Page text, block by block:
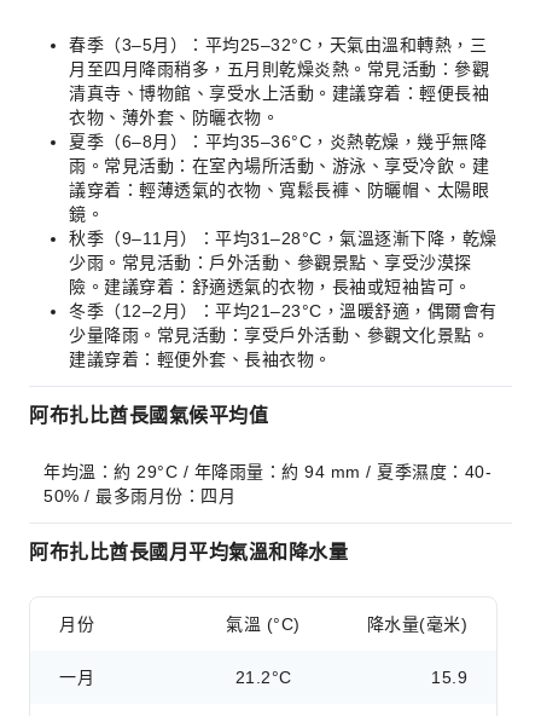
春季（3–5月）：平均25–32°C，天氣由溫和轉熱，三
月至四月降雨稍多，五月則乾燥炎熱。常見活動：參觀
清真寺、博物館、享受水上活動。建議穿着：輕便長袖
衣物、薄外套、防曬衣物。
夏季（6–8月）：平均35–36°C，炎熱乾燥，幾乎無降
雨。常見活動：在室內場所活動、游泳、享受冷飲。建
議穿着：輕薄透氣的衣物、寬鬆長褲、防曬帽、太陽眼
鏡。
秋季（9–11月）：平均31–28°C，氣溫逐漸下降，乾燥
少雨。常見活動：戶外活動、參觀景點、享受沙漠探
險。建議穿着：舒適透氣的衣物，長袖或短袖皆可。
冬季（12–2月）：平均21–23°C，溫暖舒適，偶爾會有
少量降雨。常見活動：享受戶外活動、參觀文化景點。
建議穿着：輕便外套、長袖衣物。
阿布扎比酋長國氣候平均值
年均溫：約 29°C / 年降雨量：約 94 mm / 夏季濕度：40-
50% / 最多雨月份：四月
阿布扎比酋長國月平均氣溫和降水量
月份 氣溫 (°C) 降水量(毫米)
一月 21.2°C 15.9